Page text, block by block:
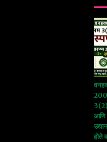
आणि
होते